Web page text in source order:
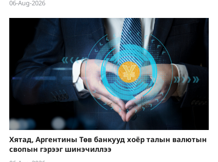
06-Aug-2026
Хятад, Аргентины Төв банкууд хоёр талын валютын
свопын гэрээг шинэчиллээ